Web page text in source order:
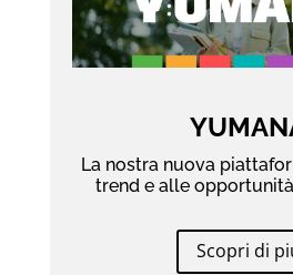
La nostra nuova
trend e alle
Scopri di